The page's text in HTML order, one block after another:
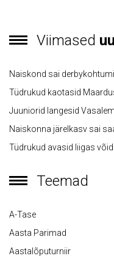
Viimased
Naiskond sai
Tüdrukud kaotasid
Juuniorid langesid
Naiskonna järelkasv sai
Tüdrukud avasid liigas
Teemad
A-Tase
Aasta Parimad
Aastalõputurniir